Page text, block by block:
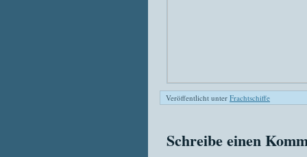
Veröffentlicht unter Frachtschiffe
Schreibe einen